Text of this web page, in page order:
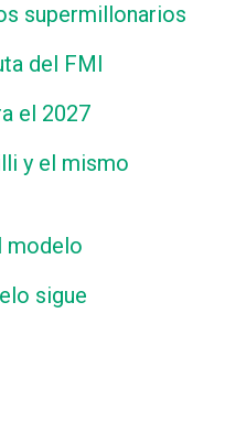
supermillonarios
del FMI
el 2027
y el mismo
modelo
sigue